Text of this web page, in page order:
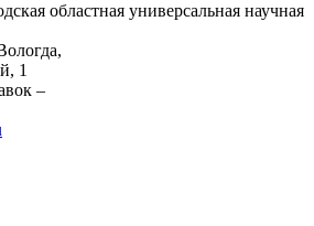
областная универсальная научная
1
–